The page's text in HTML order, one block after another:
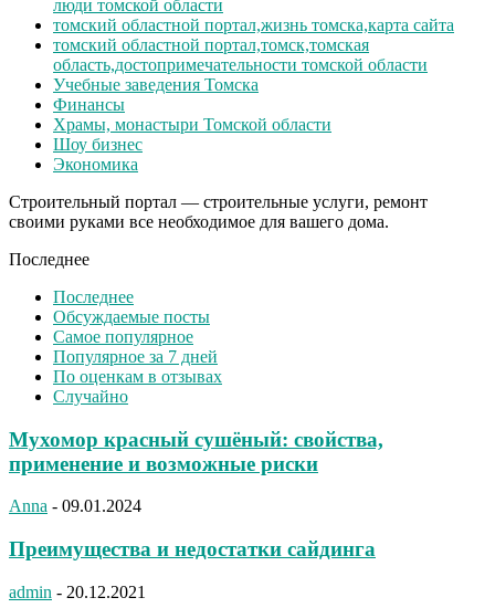
люди томской области
томский областной портал,жизнь томска,карта сайта
томский областной портал,томск,томская
область,достопримечательности томской области
Учебные заведения Томска
Финансы
Храмы, монастыри Томской области
Шоу бизнес
Экономика
Строительный портал — строительные услуги, ремонт
своими руками все необходимое для вашего дома.
Последнее
Последнее
Обсуждаемые посты
Самое популярное
Популярное за 7 дней
По оценкам в отзывах
Случайно
Мухомор красный сушёный: свойства,
применение и возможные риски
Anna - 09.01.2024
Преимущества и недостатки сайдинга
admin - 20.12.2021